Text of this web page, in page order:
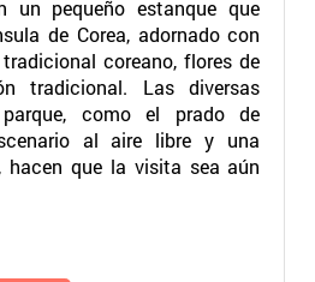
un pequeño estanque que
de Corea, adornado con
coreano, flores de
tradicional. Las diversas
como el prado de
al aire libre y una
hacen que la visita sea aún